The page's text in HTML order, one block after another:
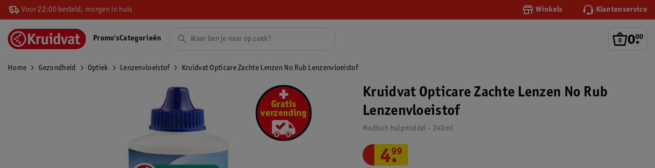
Voor 22:00 besteld, morgen in huis Winkels Klantenservice
0.
00
Promo'sCategorieën
Home Gezondheid Optiek Lenzenvloeistof Kruidvat Opticare Zachte Lenzen No Rub Lenzenvloeistof
Kruidvat Opticare Zachte Lenzen No Rub
Lenzenvloeistof
Medisch hulpmiddel - 240ml
4.
99